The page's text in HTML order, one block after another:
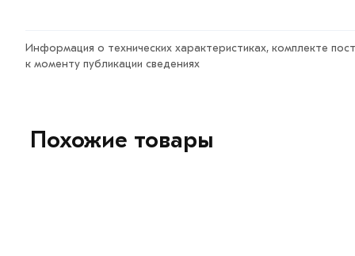
Информация о технических характеристиках, комплекте
к моменту публикации сведениях
Похожие товары